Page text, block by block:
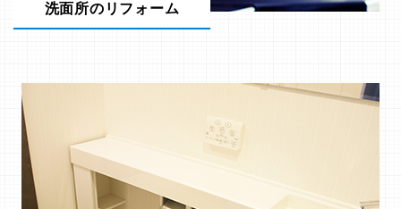
洗面所のリフォーム